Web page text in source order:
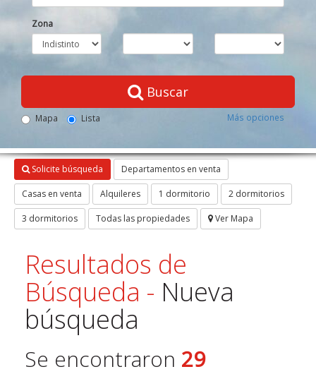
Zona
Buscar
Mapa Lista Más opciones
Solicite búsqueda Departamentos en venta
Casas en venta Alquileres 1 dormitorio 2 dormitorios
3 dormitorios Todas las propiedades Ver Mapa
Resultados de
Búsqueda - Nueva
búsqueda
Se encontraron 29